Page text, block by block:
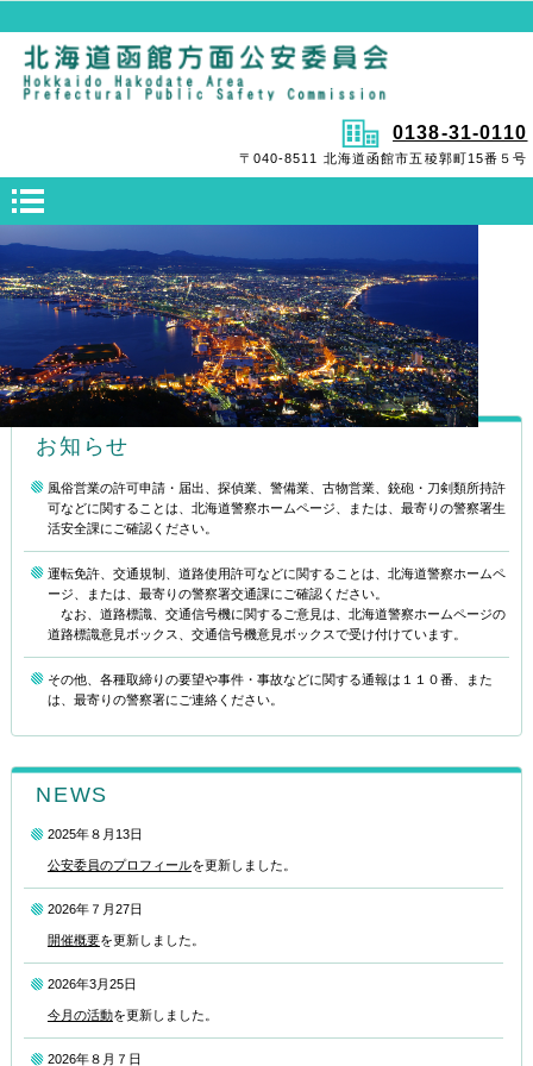
0138-31-0110
〒040-8511 北海道函館市五稜郭町15番５号
お知らせ
風俗営業の許可申請・届出、探偵業、警備業、古物営業、銃砲・刀剣類所持許
可などに関することは、北海道警察ホームページ、または、最寄りの警察署生
活安全課にご確認ください。
運転免許、交通規制、道路使用許可などに関することは、北海道警察ホームペ
ージ、または、最寄りの警察署交通課にご確認ください。
なお、道路標識、交通信号機に関するご意見は、北海道警察ホームページの
道路標識意見ボックス、交通信号機意見ボックスで受け付けています。
その他、各種取締りの要望や事件・事故などに関する通報は１１０番、また
は、最寄りの警察署にご連絡ください。
NEWS
2025年８月13日
公安委員のプロフィールを更新しました。
2026年７月27日
開催概要を更新しました。
2026年3月25日
今月の活動を更新しました。
2026年８月７日